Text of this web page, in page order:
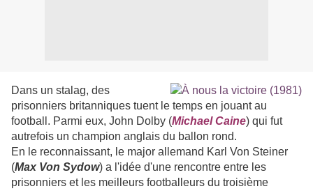
Dans un stalag, des
prisonniers britanniques tuent le temps en jouant au
football. Parmi eux, John Dolby (Michael Caine) qui fut
autrefois un champion anglais du ballon rond.
En le reconnaissant, le major allemand Karl Von Steiner
(Max Von Sydow) a l'idée d'une rencontre entre les
prisonniers et les meilleurs footballeurs du troisième